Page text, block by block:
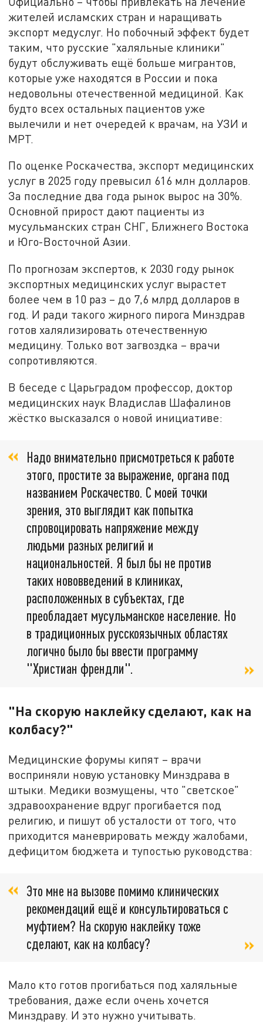
жителей исламских стран и наращивать
экспорт медуслуг. Но побочный эффект будет
таким, что русские "халяльные клиники"
будут обслуживать ещё больше мигрантов,
которые уже находятся в России и пока
недовольны отечественной медициной. Как
будто всех остальных пациентов уже
вылечили и нет очередей к врачам, на УЗИ и
МРТ.
По оценке Роскачества, экспорт медицинских
услуг в 2025 году превысил 616 млн долларов.
За последние два года рынок вырос на 30%.
Основной прирост дают пациенты из
мусульманских стран СНГ, Ближнего Востока
и Юго-Восточной Азии.
По прогнозам экспертов, к 2030 году рынок
экспортных медицинских услуг вырастет
более чем в 10 раз – до 7,6 млрд долларов в
год. И ради такого жирного пирога Минздрав
готов халялизировать отечественную
медицину. Только вот загвоздка – врачи
сопротивляются.
В беседе с Царьградом профессор, доктор
медицинских наук Владислав Шафалинов
жёстко высказался о новой инициативе:
Надо внимательно присмотреться к работе
этого, простите за выражение, органа под
названием Роскачество. С моей точки
зрения, это выглядит как попытка
спровоцировать напряжение между
людьми разных религий и
национальностей. Я был бы не против
таких нововведений в клиниках,
расположенных в субъектах, где
преобладает мусульманское население. Но
в традиционных русскоязычных областях
логично было бы ввести программу
"Христиан френдли".
"На скорую наклейку сделают, как на
колбасу?"
Медицинские форумы кипят – врачи
восприняли новую установку Минздрава в
штыки. Медики возмущены, что "светское"
здравоохранение вдруг прогибается под
религию, и пишут об усталости от того, что
приходится маневрировать между жалобами,
дефицитом бюджета и тупостью руководства:
Это мне на вызове помимо клинических
рекомендаций ещё и консультироваться с
муфтием? На скорую наклейку тоже
сделают, как на колбасу?
Мало кто готов прогибаться под халяльные
требования, даже если очень хочется
Минздраву. И это нужно учитывать.